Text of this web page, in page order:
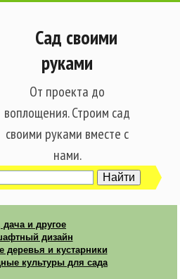
Сад своими
руками
От проекта до
воплощения. Строим сад
своими руками вместе с
нами.
и другое
дизайн
деревья и кустарники
культуры для сада